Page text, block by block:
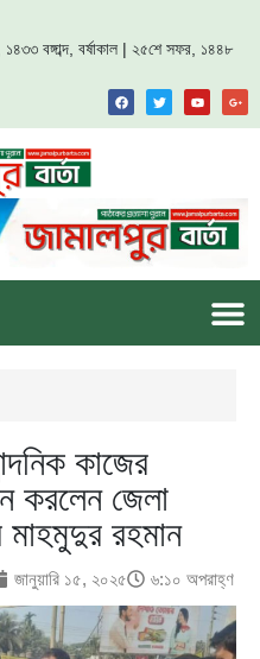
বঙ্গাব্দ, বর্ষাকাল | ২৫শে সফর, ১৪৪৮
কাজের
করলেন জেলা
রহমান
জানুয়ারি ১৫, ২০২৫ ৬:১০ অপরাহ্ণ